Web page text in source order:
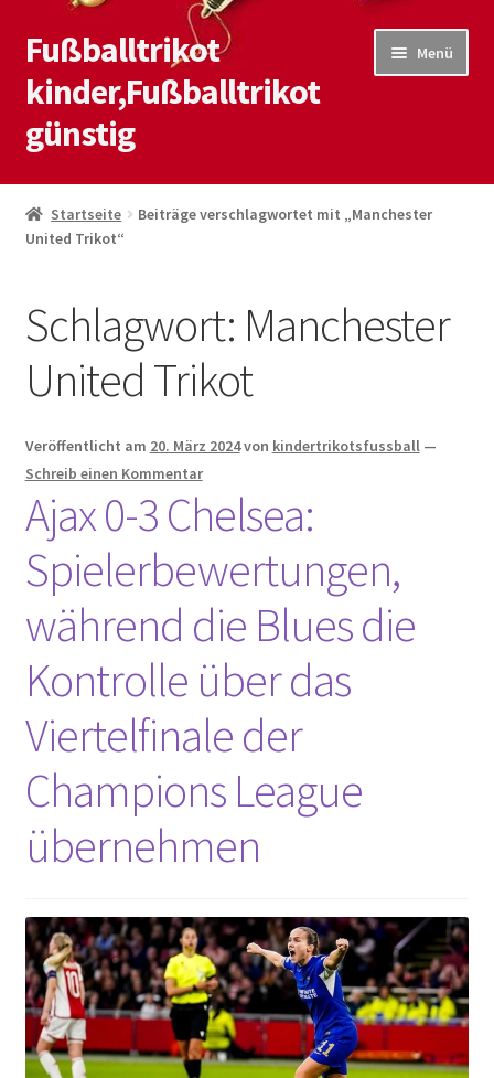
Zur
Navigation
springen
Zum
Inhalt
springen
Fußballtrikot
kinder,Fußballtrikot
günstig
Menü
Start
Blog
Kontaktiere uns
Shop
Startseite – English
Warenkorb
Startseite
Beiträge verschlagwortet mit „Manchester
United Trikot“
Schlagwort: Manchester
United Trikot
Veröffentlicht am 20. März 2024von kindertrikotsfussball —
Schreib einen Kommentar
Ajax 0-3 Chelsea:
Spielerbewertungen,
während die Blues die
Kontrolle über das
Viertelfinale der
Champions League
übernehmen